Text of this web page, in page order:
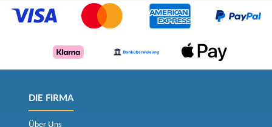
DIE FIRMA
Über Uns